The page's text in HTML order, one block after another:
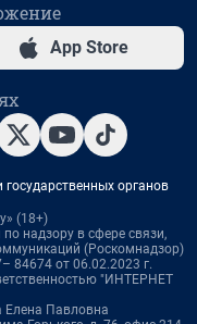
App Store
органов
(18+)
надзору в сфере связи,
(Роскомнадзор)
84674 от 06.02.2023 г.
"ИНТЕРНЕТ
Елена Павловна